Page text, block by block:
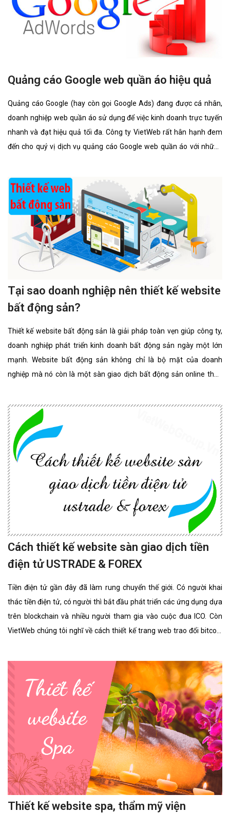
Quảng cáo Google web quần áo hiệu quả
Quảng cáo Google (hay còn gọi Google Ads) đang được cá nhân,
doanh nghiệp web quần áo sử dụng để việc kinh doanh trực tuyến
nhanh và đạt hiệu quả tối đa. Công ty VietWeb rất hân hạnh đem
đến cho quý vị dịch vụ quảng cáo Google web quần áo với những
Tại sao doanh nghiệp nên thiết kế website
bất động sản?
Thiết kế website bất động sản là giải pháp toàn vẹn giúp công ty,
doanh nghiệp phát triển kinh doanh bất động sản ngày một lớn
mạnh. Website bất động sản không chỉ là bộ mặt của doanh
nghiệp mà nó còn là một sàn giao dịch bất động sản online thân
Cách thiết kế website sàn giao dịch tiền
điện tử USTRADE & FOREX
Tiền điện tử gần đây đã làm rung chuyển thế giới. Có người khai
thác tiền điện tử, có người thì bắt đầu phát triển các ứng dụng dựa
trên blockchain và nhiều người tham gia vào cuộc đua ICO. Còn
VietWeb chúng tôi nghĩ về cách thiết kế trang web trao đổi bitcoin
Thiết kế website spa, thẩm mỹ viện